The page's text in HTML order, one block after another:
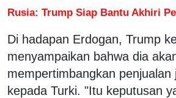
Rusia: Trump Siap Bantu Akhiri
Di hadapan Erdogan, Trump
menyampaikan bahwa dia
mempertimbangkan
kepada Turki. "Itu keputusan